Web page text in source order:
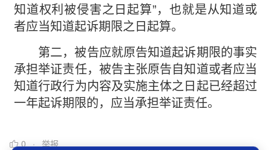
知道权利被侵害之日起算”，也就是从知道或
者应当知道起诉期限之日起算。
第二，被告应就原告知道起诉期限的事实
承担举证责任，被告主张原告自知道或者应当
知道行政行为内容及实施主体之日起已经超过
一年起诉期限的，应当承担举证责任。
0 举报